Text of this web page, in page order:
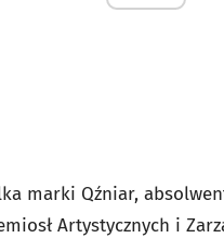
marki Qźniar,
Artystycznych i